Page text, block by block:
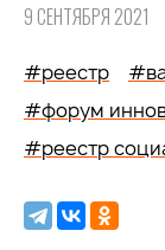
9 СЕНТЯБРЯ 2021
#реестр
#форум
#реестр